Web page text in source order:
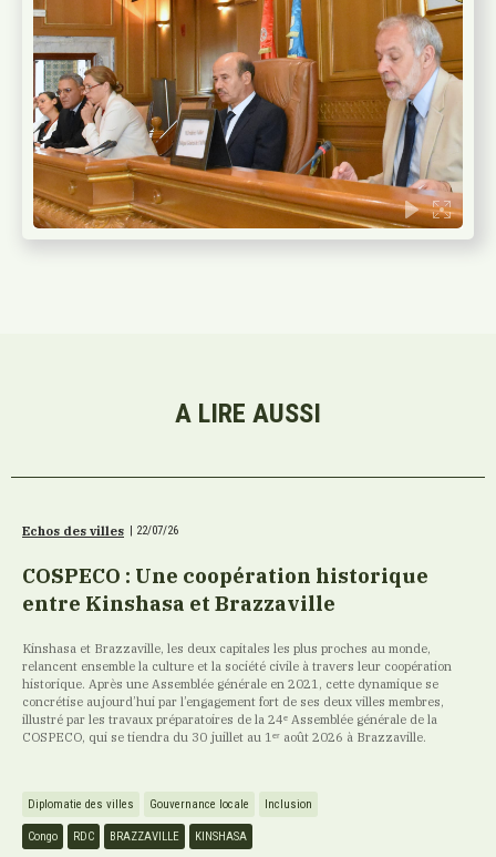
A LIRE AUSSI
Echos des villes 22/07/26
COSPECO : Une coopération historique
entre Kinshasa et Brazzaville
Kinshasa et Brazzaville, les deux capitales les plus proches au monde,
relancent ensemble la culture et la société civile à travers leur coopération
historique. Après une Assemblée générale en 2021, cette dynamique se
concrétise aujourd’hui par l’engagement fort de ses deux villes membres,
illustré par les travaux préparatoires de la 24ᵉ Assemblée générale de la
COSPECO, qui se tiendra du 30 juillet au 1ᵉʳ août 2026 à Brazzaville.
Diplomatie des villes Gouvernance locale Inclusion
Congo RDC BRAZZAVILLE KINSHASA